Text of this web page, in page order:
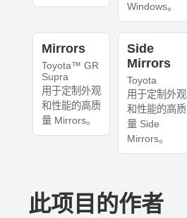
Windows。
Mirrors
Toyota™ GR
Supra
用于定制外观
和性能的高质
量 Mirrors。
Side
Mirrors
Toyota
用于定制外观
和性能的高质
量 Side
Mirrors。
此项目的作者